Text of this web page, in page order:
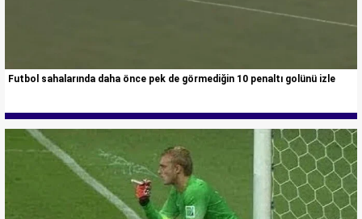
Futbol sahalarında daha önce pek de görmediğin 10 penaltı golünü izle